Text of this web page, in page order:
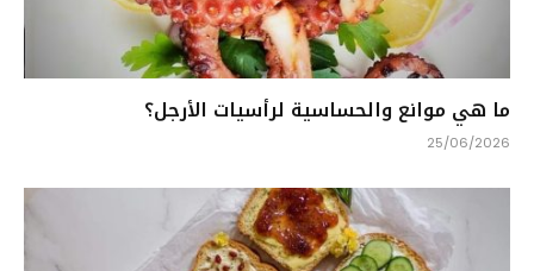
ما هي موانع والحساسية لرأسيات الأرجل؟
25/06/2026